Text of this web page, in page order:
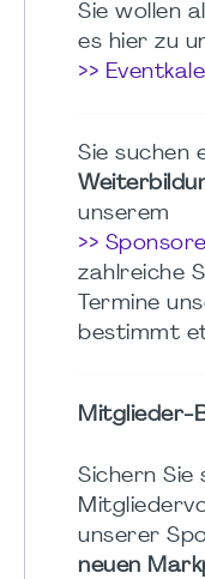
Sie wollen
es hier zu
>>
Sie suchen
unserem
>>
zahlreiche
Termine
bestimmt
Mitglieder-
Sichern Sie
unserer
neuen